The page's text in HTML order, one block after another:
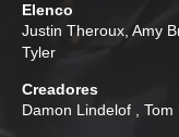
Elenco
Justin Theroux Amy
Tyler
Creadores
Damon Lindelof
Tom